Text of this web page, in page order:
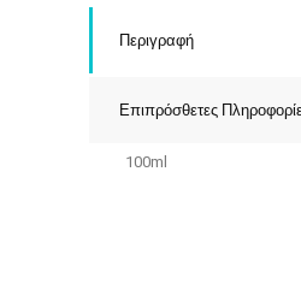
Περιγραφή
Επιπρόσθετες
100ml